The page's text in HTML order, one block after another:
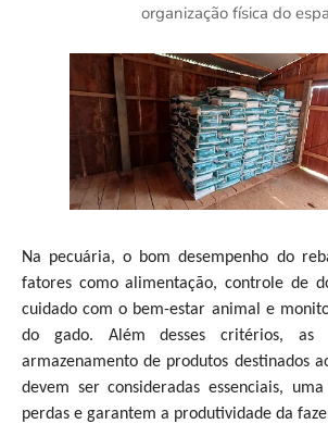
organização física do
Na pecuária, o bom desempenho do
fatores como alimentação, controle de
cuidado com o bem-estar animal e
do gado. Além desses critérios, as
armazenamento de produtos destinados
devem ser consideradas essenciais,
perdas e garantem a produtividade da